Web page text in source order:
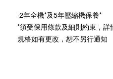
·2年全機*及5年壓縮機保養*
*須受保用條款及細則約束，
規格如有更改，恕不另行通知